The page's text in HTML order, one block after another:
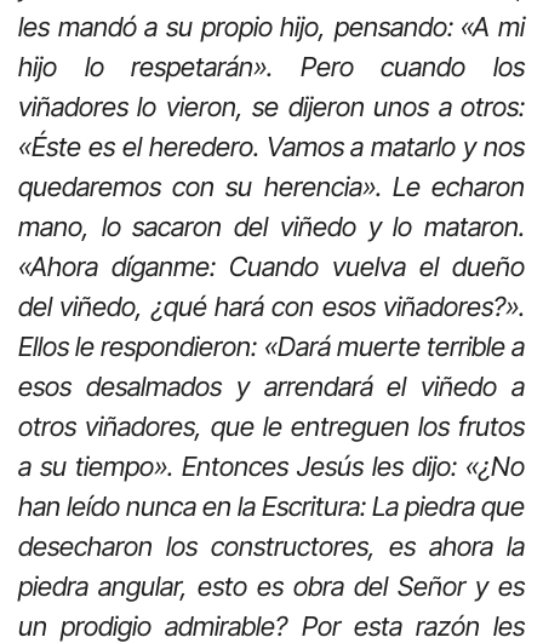
les mandó a su propio hijo, pensando: «A mi
hijo lo respetarán». Pero cuando los
viñadores lo vieron, se dijeron unos a otros:
«Éste es el heredero. Vamos a matarlo y nos
quedaremos con su herencia». Le echaron
mano, lo sacaron del viñedo y lo mataron.
«Ahora díganme: Cuando vuelva el dueño
del viñedo, ¿qué hará con esos viñadores?».
Ellos le respondieron: «Dará muerte terrible a
esos desalmados y arrendará el viñedo a
otros viñadores, que le entreguen los frutos
a su tiempo». Entonces Jesús les dijo: «¿No
han leído nunca en la Escritura: La piedra que
desecharon los constructores, es ahora la
piedra angular, esto es obra del Señor y es
un prodigio admirable? Por esta razón les